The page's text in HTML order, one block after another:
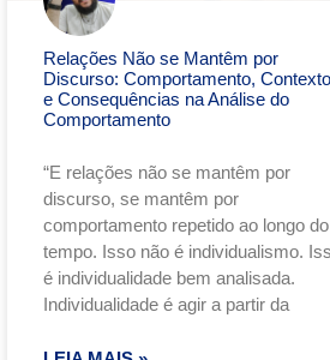
Relações Não se Mantêm por
Discurso: Comportamento, Contexto
e Consequências na Análise do
Comportamento
“E relações não se mantêm por
discurso, se mantêm por
comportamento repetido ao longo do
tempo. Isso não é individualismo.
é individualidade bem analisada.
Individualidade é agir a partir da